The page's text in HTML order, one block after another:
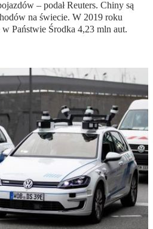
– podał Reuters. Chiny są
na świecie. W 2019 roku
Państwie Środka 4,23 mln aut.